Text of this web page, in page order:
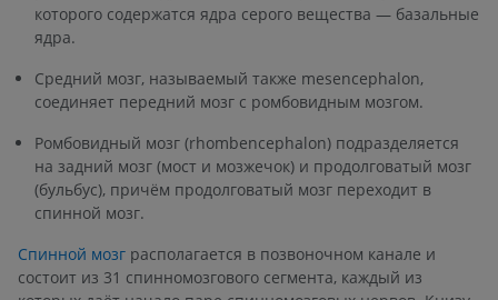
которого содержатся ядра серого вещества — базальные
ядра.
Средний мозг, называемый также mesencephalon,
соединяет передний мозг с ромбовидным мозгом.
Ромбовидный мозг (rhombencephalon) подразделяется
на задний мозг (мост и мозжечок) и продолговатый мозг
(бульбус), причём продолговатый мозг переходит в
спинной мозг.
Спинной мозг располагается в позвоночном канале и
состоит из 31 спинномозгового сегмента, каждый из